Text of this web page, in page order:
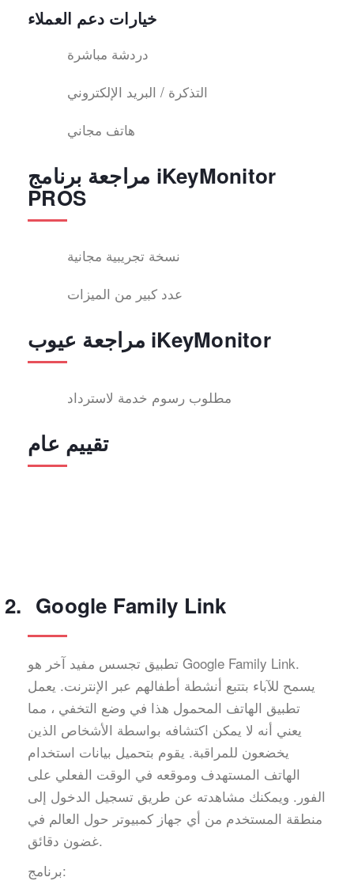
خيارات دعم العملاء
دردشة مباشرة
التذكرة / البريد الإلكتروني
هاتف مجاني
مراجعة برنامج iKeyMonitor
PROS
نسخة تجريبية مجانية
عدد كبير من الميزات
مراجعة عيوب iKeyMonitor
مطلوب رسوم خدمة لاسترداد
تقييم عام
Google Family Link
تطبيق تجسس مفيد آخر هو Google Family Link.
يسمح للآباء بتتبع أنشطة أطفالهم عبر الإنترنت. يعمل
تطبيق الهاتف المحمول هذا في وضع التخفي ، مما
يعني أنه لا يمكن اكتشافه بواسطة الأشخاص الذين
يخضعون للمراقبة. يقوم بتحميل بيانات استخدام
الهاتف المستهدف وموقعه في الوقت الفعلي على
الفور. ويمكنك مشاهدته عن طريق تسجيل الدخول إلى
منطقة المستخدم من أي جهاز كمبيوتر حول العالم في
غضون دقائق.
برنامج: